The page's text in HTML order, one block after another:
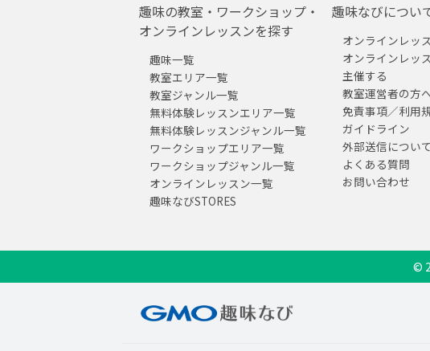
趣味の教室・ワークショップ・
オンラインレッスンを探す
趣味一覧
教室エリア一覧
教室ジャンル一覧
無料体験レッスンエリア一覧
無料体験レッスンジャンル一覧
ワークショップエリア一覧
ワークショップジャンル一覧
オンラインレッスン一覧
趣味なびSTORES
趣味なびについ
オンラインレッ
オンラインレッ
主催する
教室運営者の方
免責事項／利用
ガイドライン
外部送信について
よくある質問
お問い合わせ
©